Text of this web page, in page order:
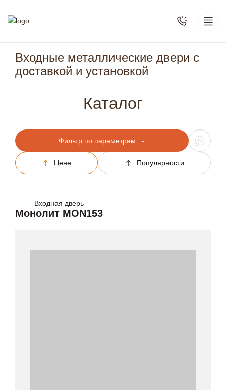
Входные металлические двери с
доставкой и установкой
Каталог
Фильтр по параметрам
Цене Популярности
Входная дверь
Монолит MON153